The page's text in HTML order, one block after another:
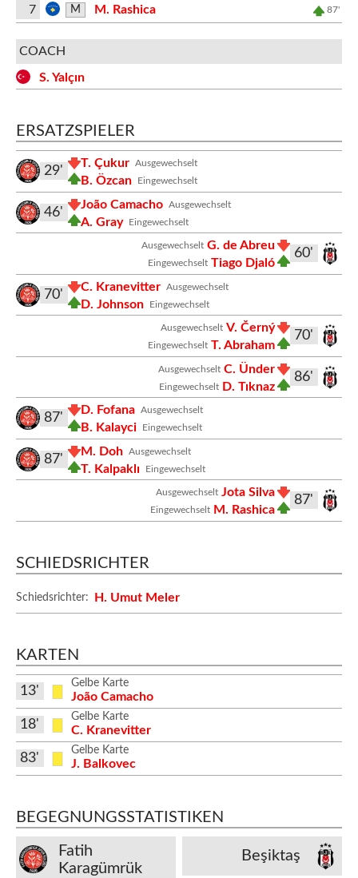
7 M M. Rashica 87'
COACH
S. Yalçın
ERSATZSPIELER
Ausgewechselt
T. Çukur
Eingewechselt
B. Özcan
29'
Ausgewechselt
João Camacho
Eingewechselt
A. Gray
46'
60'
Ausgewechselt G. de Abreu
Eingewechselt Tiago Djaló
Ausgewechselt
C. Kranevitter
Eingewechselt
D. Johnson
70'
70'
Ausgewechselt V. Černý
Eingewechselt T. Abraham
86'
Ausgewechselt C. Ünder
Eingewechselt D. Tıknaz
Ausgewechselt
D. Fofana
Eingewechselt
B. Kalayci
87'
Ausgewechselt
M. Doh
Eingewechselt
T. Kalpaklı
87'
87'
Ausgewechselt Jota Silva
Eingewechselt M. Rashica
SCHIEDSRICHTER
Schiedsrichter: H. Umut Meler
KARTEN
Gelbe Karte
João Camacho
13'
Gelbe Karte
C. Kranevitter
18'
Gelbe Karte
J. Balkovec
83'
BEGEGNUNGSSTATISTIKEN
Fatih
Karagümrük
Beşiktaş